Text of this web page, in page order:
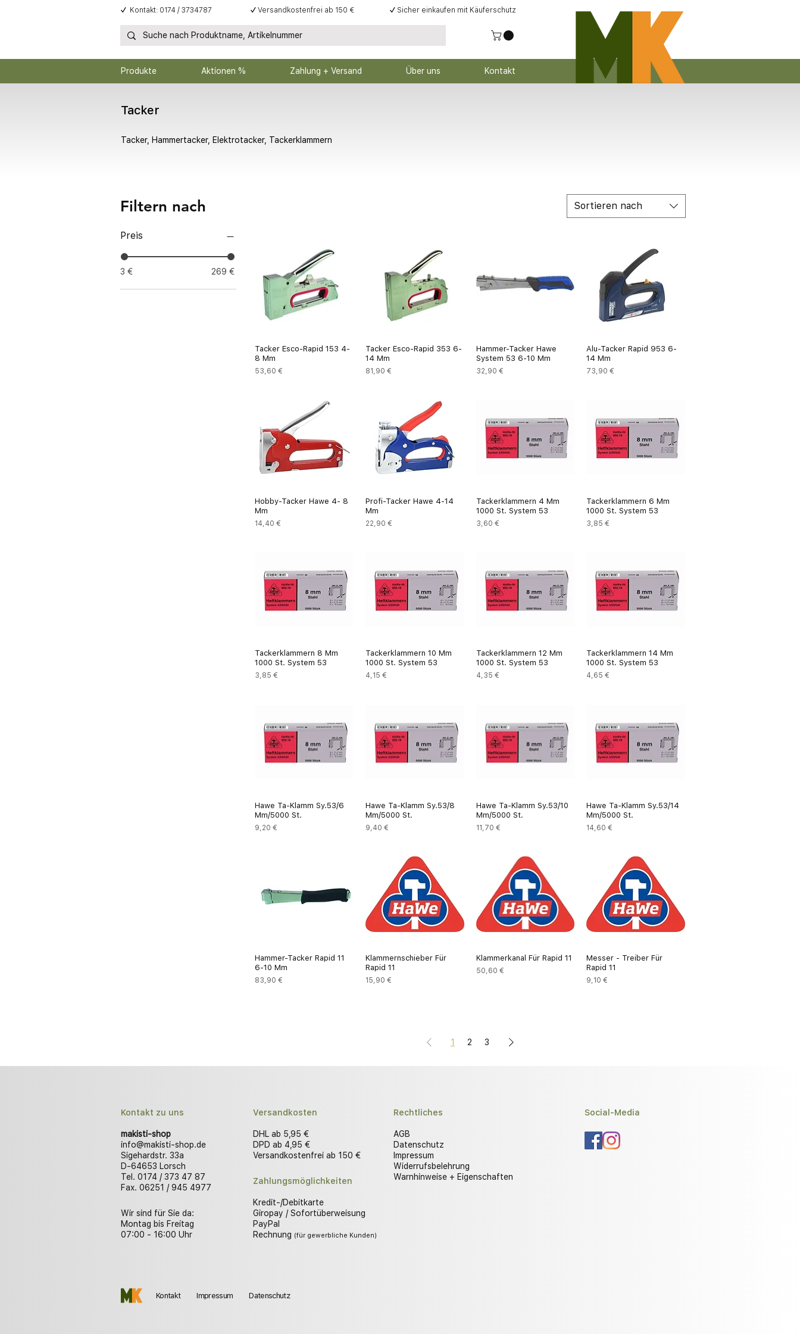
Produkte Aktionen % Zahlung + Versand Über uns Kontakt
✓ Kontakt: 0174 / 3734787 ✓ Versandkostenfrei ab 150 € ✓ Sicher einkaufen mit Käuferschutz
Tacker
Tacker, Hammertacker, Elektrotacker, Tackerklammern
Filtern nach
Preis
3 € 269 €
Sortieren nach
Tacker Esco-Rapid 153 4-
8 Mm
Preis
53,60 €
Tacker Esco-Rapid 353 6-
14 Mm
Preis
81,90 €
Hammer-Tacker Hawe
System 53 6-10 Mm
Preis
32,90 €
Alu-Tacker Rapid 953 6-
14 Mm
Preis
73,90 €
Hobby-Tacker Hawe 4- 8
Mm
Preis
14,40 €
Profi-Tacker Hawe 4-14
Mm
Preis
22,90 €
Tackerklammern 4 Mm
1000 St. System 53
Preis
3,60 €
Tackerklammern 6 Mm
1000 St. System 53
Preis
3,85 €
Tackerklammern 8 Mm
1000 St. System 53
Preis
3,85 €
Tackerklammern 10 Mm
1000 St. System 53
Preis
4,15 €
Tackerklammern 12 Mm
1000 St. System 53
Preis
4,35 €
Tackerklammern 14 Mm
1000 St. System 53
Preis
4,65 €
Hawe Ta-Klamm Sy.53/6
Mm/5000 St.
Preis
9,20 €
Hawe Ta-Klamm Sy.53/8
Mm/5000 St.
Preis
9,40 €
Hawe Ta-Klamm Sy.53/10
Mm/5000 St.
Preis
11,70 €
Hawe Ta-Klamm Sy.53/14
Mm/5000 St.
Preis
14,60 €
Hammer-Tacker Rapid 11
6-10 Mm
Preis
83,90 €
Klammernschieber Für
Rapid 11
Preis
15,90 €
Klammerkanal Für Rapid 11
Preis
50,60 €
Messer - Treiber Für
Rapid 11
Preis
9,10 €
1 2 3
Kontakt zu uns
makisti-shop
info@makisti-shop.de
Sigehardstr. 33a
D-64653 Lorsch
Tel. 0174 / 373 47 87
Fax. 06251 / 945 4977
Wir sind für Sie da:
Montag bis Freitag
07:00 - 16:00 Uhr
Versandkosten
DHL ab 5,95 €
DPD ab 4,95 €
Versandkostenfrei ab 150 €
Zahlungsmöglichkeiten
Kredit-/Debitkarte
Giropay / Sofortüberweisung
PayPal
Rechnung (für gewerbliche Kunden)
Rechtliches
AGB
Datenschutz
Impressum
Widerrufsbelehrung
Warnhinweise + Eigenschaften
Social-Media
Kontakt Impressum Datenschutz